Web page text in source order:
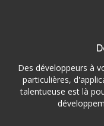
Des développeurs à
particulières,
talentueuse est là